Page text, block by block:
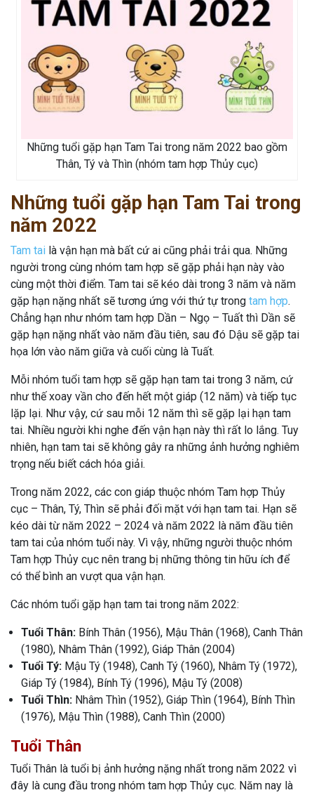
Những tuổi gặp hạn Tam Tai trong năm 2022 bao gồm
Thân, Tý và Thìn (nhóm tam hợp Thủy cục)
Những tuổi gặp hạn Tam Tai trong
năm 2022
Tam tai là vận hạn mà bất cứ ai cũng phải trải qua. Những
người trong cùng nhóm tam hợp sẽ gặp phải hạn này vào
cùng một thời điểm. Tam tai sẽ kéo dài trong 3 năm và năm
gặp hạn nặng nhất sẽ tương ứng với thứ tự trong tam hợp.
Chẳng hạn như nhóm tam hợp Dần – Ngọ – Tuất thì Dần sẽ
gặp hạn nặng nhất vào năm đầu tiên, sau đó Dậu sẽ gặp tai
họa lớn vào năm giữa và cuối cùng là Tuất.
Mỗi nhóm tuổi tam hợp sẽ gặp hạn tam tai trong 3 năm, cứ
như thế xoay vần cho đến hết một giáp (12 năm) và tiếp tục
lặp lại. Như vậy, cứ sau mỗi 12 năm thì sẽ gặp lại hạn tam
tai. Nhiều người khi nghe đến vận hạn này thì rất lo lắng. Tuy
nhiên, hạn tam tai sẽ không gây ra những ảnh hưởng nghiêm
trọng nếu biết cách hóa giải.
Trong năm 2022, các con giáp thuộc nhóm Tam hợp Thủy
cục – Thân, Tý, Thìn sẽ phải đối mặt với hạn tam tai. Hạn sẽ
kéo dài từ năm 2022 – 2024 và năm 2022 là năm đầu tiên
tam tai của nhóm tuổi này. Vì vậy, những người thuộc nhóm
Tam hợp Thủy cục nên trang bị những thông tin hữu ích để
có thể bình an vượt qua vận hạn.
Các nhóm tuổi gặp hạn tam tai trong năm 2022:
Tuổi Thân: Bính Thân (1956), Mậu Thân (1968), Canh Thân
(1980), Nhâm Thân (1992), Giáp Thân (2004)
Tuổi Tý: Mậu Tý (1948), Canh Tý (1960), Nhâm Tý (1972),
Giáp Tý (1984), Bính Tý (1996), Mậu Tý (2008)
Tuổi Thìn: Nhâm Thìn (1952), Giáp Thìn (1964), Bính Thìn
(1976), Mậu Thìn (1988), Canh Thìn (2000)
Tuổi Thân
Tuổi Thân là tuổi bị ảnh hưởng nặng nhất trong năm 2022 vì
đây là cung đầu trong nhóm tam hợp Thủy cục. Năm nay là